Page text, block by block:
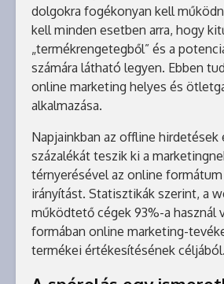
dolgokra fogékonyan kell
kell minden esetben arra, hogy
„termékrengetegből” és a
számára látható legyen. Ebben
online marketing helyes és
alkalmazása.
Napjainkban az offline hirdetések
százalékát teszik ki a
térnyerésével az online
irányítást. Statisztikák szerint, a
működtető cégek 93%-a használ
formában online marketing-
termékei értékesítésének céljából.